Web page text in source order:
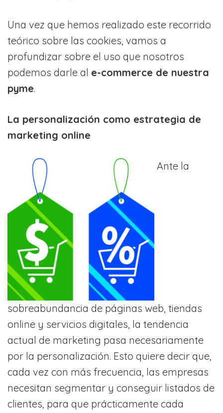
Una vez que hemos realizado este recorrido
teórico sobre las cookies, vamos a
profundizar sobre el uso que nosotros
podemos darle al e-commerce de nuestra
pyme.
La personalización como estrategia de
marketing online
Ante la
sobreabundancia de páginas web, tiendas
online y servicios digitales, la tendencia
actual de marketing pasa necesariamente
por la personalización. Esto quiere decir que,
cada vez con más frecuencia, las empresas
necesitan segmentar y conseguir listados de
clientes, para que prácticamente cada